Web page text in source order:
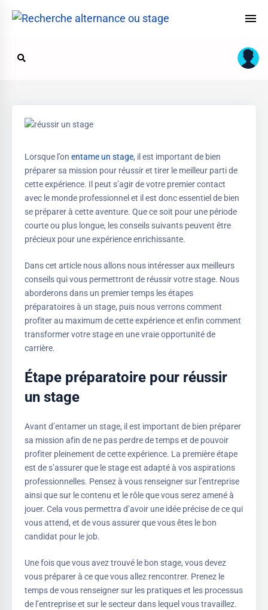
Lorsque l’on entame un stage, il est important de bien
préparer sa mission pour réussir et tirer le meilleur parti de
cette expérience. Il peut s’agir de votre premier contact
avec le monde professionnel et il est donc essentiel de bien
se préparer à cette aventure. Que ce soit pour une période
courte ou plus longue, les conseils suivants peuvent être
précieux pour une expérience enrichissante.
Dans cet article nous allons nous intéresser aux meilleurs
conseils qui vous permettront de réussir votre stage. Nous
aborderons dans un premier temps les étapes
préparatoires à un stage, puis nous verrons comment
profiter au maximum de cette expérience et enfin comment
transformer votre stage en une vraie opportunité de
carrière.
Étape préparatoire pour réussir
un stage
Avant d’entamer un stage, il est important de bien préparer
sa mission afin de ne pas perdre de temps et de pouvoir
profiter pleinement de cette expérience. La première étape
est de s’assurer que le stage est adapté à vos aspirations
professionnelles. Pensez à vous renseigner sur l’entreprise
ainsi que sur le contenu et le rôle que vous serez amené à
jouer. Cela vous permettra d’avoir une idée précise de ce qui
vous attend, et de vous assurer que vous êtes le bon
candidat pour le job.
Une fois que vous avez trouvé le bon stage, vous devez
vous préparer à ce que vous allez rencontrer. Prenez le
temps de vous renseigner sur les pratiques et les processus
de l’entreprise et sur le secteur dans lequel vous travaillez.